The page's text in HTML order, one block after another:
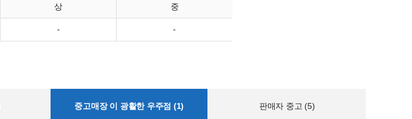
상 중
- -
중고매장 이 광활한 우주점 (1) 판매자 중고 (5)